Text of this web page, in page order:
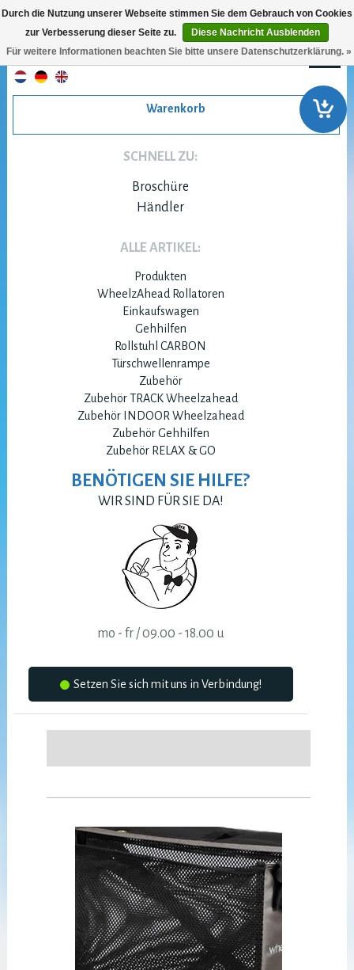
Warenkorb
SCHNELL ZU:
Broschüre
Händler
ALLE ARTIKEL:
Produkten
WheelzAhead Rollatoren
Einkaufswagen
Gehhilfen
Rollstuhl CARBON
Türschwellenrampe
Zubehör
Zubehör TRACK Wheelzahead
Zubehör INDOOR Wheelzahead
Zubehör Gehhilfen
Zubehör RELAX & GO
BENÖTIGEN SIE HILFE?
WIR SIND FÜR SIE DA!
mo - fr / 09.00 - 18.00 u
Setzen Sie sich mit uns in Verbindung!
Durch die Nutzung unserer Webseite stimmen Sie dem Gebrauch von Cookies
zur Verbesserung dieser Seite zu.
Diese Nachricht Ausblenden
Für weitere Informationen beachten Sie bitte unsere Datenschutzerklärung. »